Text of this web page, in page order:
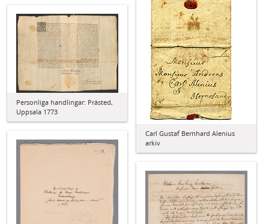
Carl Gustaf Bernhard Alenius
arkiv
Personliga handlingar: Prästed,
Uppsala 1773